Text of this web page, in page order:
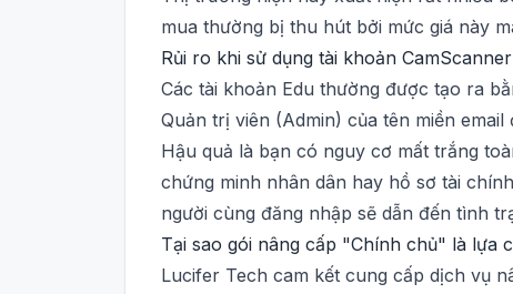
mua thường bị thu hút bởi mức giá này
Rủi ro khi sử dụng tài khoản
Các tài khoản Edu thường được tạo ra
Quản trị viên (Admin) của tên miền
Hậu quả là bạn có nguy cơ mất trắng
chứng minh nhân dân hay hồ sơ tài
người cùng đăng nhập sẽ dẫn đến tình
Tại sao gói nâng cấp "Chính chủ" là lựa
Lucifer Tech cam kết cung cấp dịch vụ